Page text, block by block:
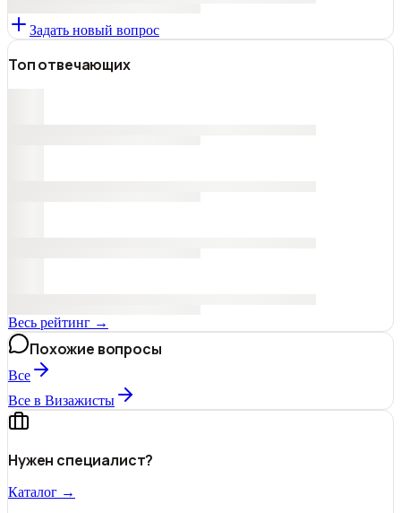
Задать новый вопрос
Топ отвечающих
Весь рейтинг →
Похожие вопросы
Все
Все в Визажисты
Нужен специалист?
Каталог →